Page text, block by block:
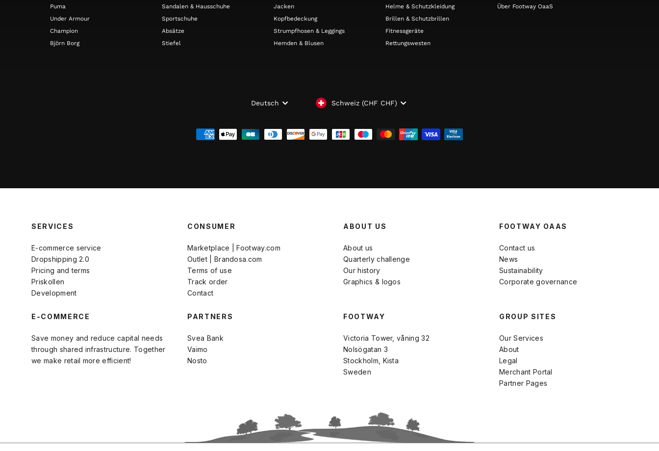
Puma
Under Armour
Champion
Björn Borg
Sandalen & Hausschuhe
Sportschuhe
Absätze
Stiefel
Jacken
Kopfbedeckung
Strumpfhosen & Leggings
Hemden & Blusen
Helme & Schutzkleidung
Brillen & Schutzbrillen
Fitnessgeräte
Rettungswesten
Über Footway OaaS
SPRACHE
Deutsch WÄHRUNG
Schweiz (CHF CHF)
SERVICES
E-commerce service
Dropshipping 2.0
Pricing and terms
Priskollen
Development
CONSUMER
Marketplace | Footway.com
Outlet | Brandosa.com
Terms of use
Track order
Contact
ABOUT US
About us
Quarterly challenge
Our history
Graphics & logos
FOOTWAY OAAS
Contact us
News
Sustainability
Corporate governance
E-COMMERCE
Save money and reduce capital needs
through shared infrastructure. Together
we make retail more efficient!
PARTNERS
Svea Bank
Vaimo
Nosto
FOOTWAY
Victoria Tower, våning 32
Nolsögatan 3
Stockholm, Kista
Sweden
GROUP SITES
Our Services
About
Legal
Merchant Portal
Partner Pages